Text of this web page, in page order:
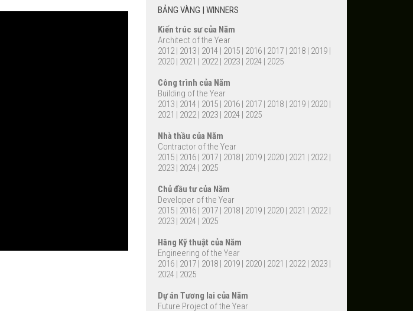
BẢNG VÀNG | WINNERS
Kiến trúc sư của Năm
Architect of the Year
2012| 2013 | 2014 | 2015 | 2016 | 2017 | 2018 | 2019 |
2020 | 2021 | 2022| 2023 | 2024 | 2025
Công trình của Năm
Building of the Year
2013 | 2014 | 2015 | 2016 | 2017 | 2018 | 2019 | 2020 |
2021 | 2022| 2023 | 2024 | 2025
Nhà thầu của Năm
Contractor of the Year
2015 | 2016 | 2017 | 2018 | 2019 | 2020 | 2021 | 2022|
2023 | 2024 | 2025
Chủ đầu tư của Năm
Developer of the Year
2015 | 2016 | 2017 | 2018 | 2019 | 2020 | 2021 | 2022|
2023 | 2024 | 2025
Hãng Kỹ thuật của Năm
Engineering of the Year
2016 | 2017 | 2018 | 2019 | 2020 | 2021 | 2022| 2023 |
2024 | 2025
Dự án Tương lai của Năm
Future Project of the Year